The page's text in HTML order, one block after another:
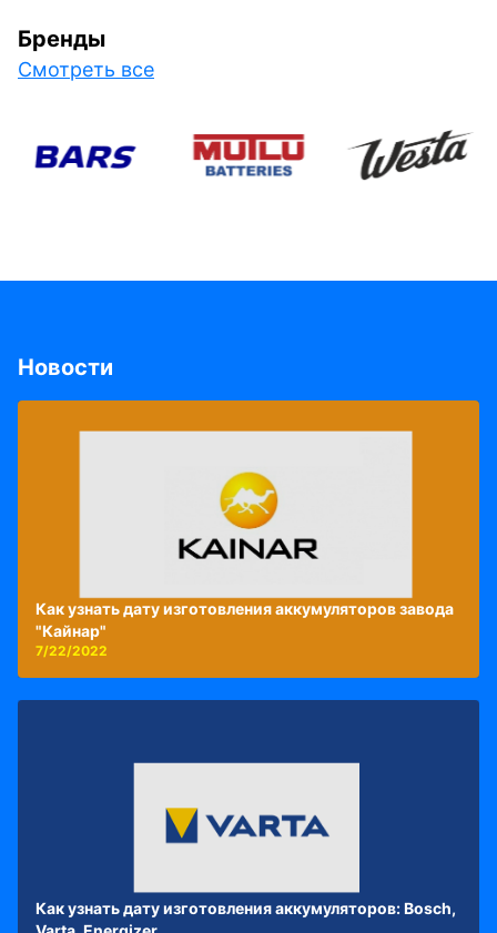
Бренды
Смотреть все
Новости
Как узнать дату изготовления аккумуляторов завода
"Кайнар"
7/22/2022
Как узнать дату изготовления аккумуляторов: Bosch,